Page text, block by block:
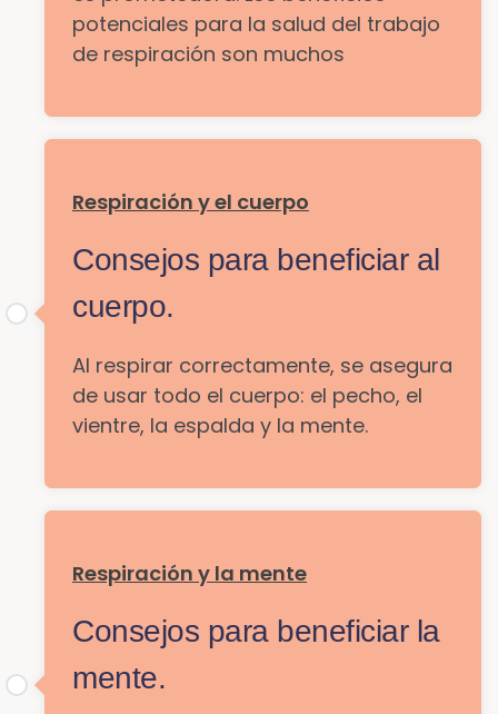
potenciales para la salud del trabajo
de respiración son muchos
Respiración y el cuerpo
Consejos para beneficiar al
cuerpo.
Al respirar correctamente, se asegura
de usar todo el cuerpo: el pecho, el
vientre, la espalda y la mente.
Respiración y la mente
Consejos para beneficiar la
mente.